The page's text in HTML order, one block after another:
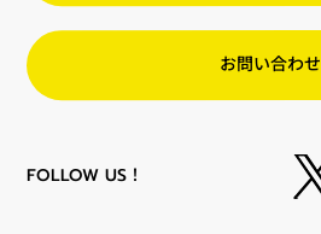
お問い合わせ
FOLLOW US！